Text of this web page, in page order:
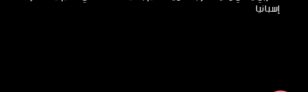
إسبانيا